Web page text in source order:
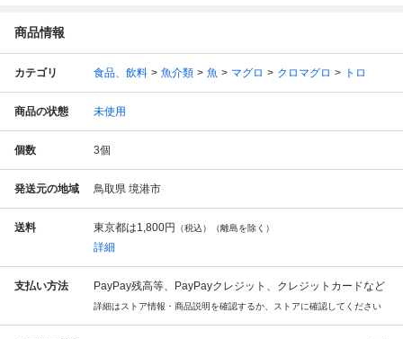
商品情報
カテゴリ 食品、飲料 魚介類 魚 マグロ クロマグロ トロ
商品の状態 未使用
個数 3個
発送元の地域 鳥取県 境港市
送料 東京都は1,800円 （税込）（離島を除く）
詳細
支払い方法 PayPay残高等、PayPayクレジット、クレジットカードなど
詳細はストア情報・商品説明を確認するか、ストアに確認してください